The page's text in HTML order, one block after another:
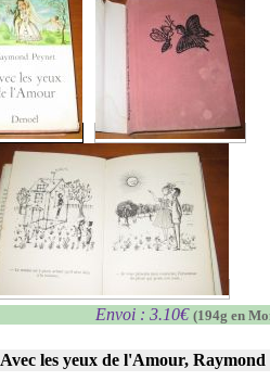
Envoi : 3.10€ (194g en
Avec les yeux de l'Amour, Raymond